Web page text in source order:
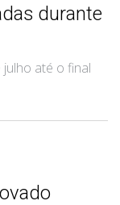
durante
até o final